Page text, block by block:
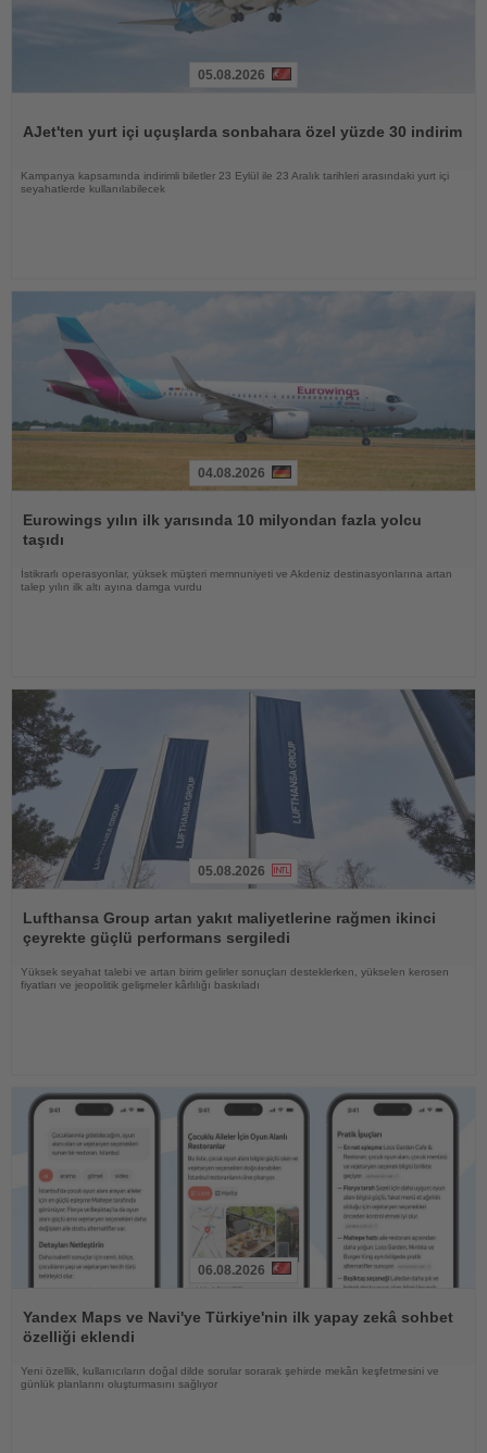
05.08.2026
AJet'ten yurt içi uçuşlarda sonbahara özel yüzde 30 indirim
Kampanya kapsamında indirimli biletler 23 Eylül ile 23 Aralık tarihleri arasındaki yurt içi
seyahatlerde kullanılabilecek
Oku
04.08.2026
Eurowings yılın ilk yarısında 10 milyondan fazla yolcu
taşıdı
İstikrarlı operasyonlar, yüksek müşteri memnuniyeti ve Akdeniz destinasyonlarına artan
talep yılın ilk altı ayına damga vurdu
Oku
05.08.2026
Lufthansa Group artan yakıt maliyetlerine rağmen ikinci
çeyrekte güçlü performans sergiledi
Yüksek seyahat talebi ve artan birim gelirler sonuçları desteklerken, yükselen kerosen
fiyatları ve jeopolitik gelişmeler kârlılığı baskıladı
Oku
06.08.2026
Yandex Maps ve Navi'ye Türkiye'nin ilk yapay zekâ sohbet
özelliği eklendi
Yeni özellik, kullanıcıların doğal dilde sorular sorarak şehirde mekân keşfetmesini ve
günlük planlarını oluşturmasını sağlıyor